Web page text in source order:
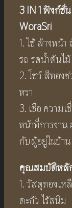
3 IN 1 ฟังก์ชั่
WoraSri
1. ใช้ ล้างหน้
รถ รดน้ำต้นไ
2. โชว์ สีทอง
หรา
3. เชื่อ ความเ
หน้าที่การงา
กับผู้อยู่ในบ้าน
คุณสมบัติหลัก
1. วัสดุทองเห
ตะกั่ว ไร้สนิม